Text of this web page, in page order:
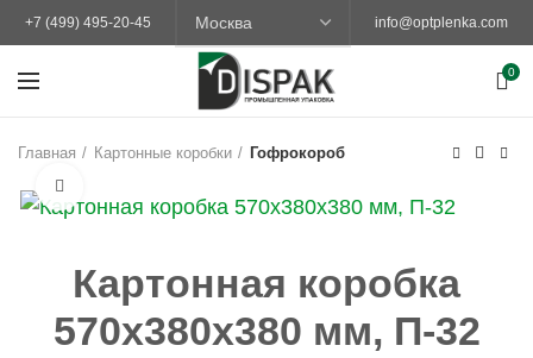
+7 (499) 495-20-45 info@optplenka.com
0
Главная Картонные коробки
Гофрокороб
Картонная коробка
570х380х380 мм, П-32